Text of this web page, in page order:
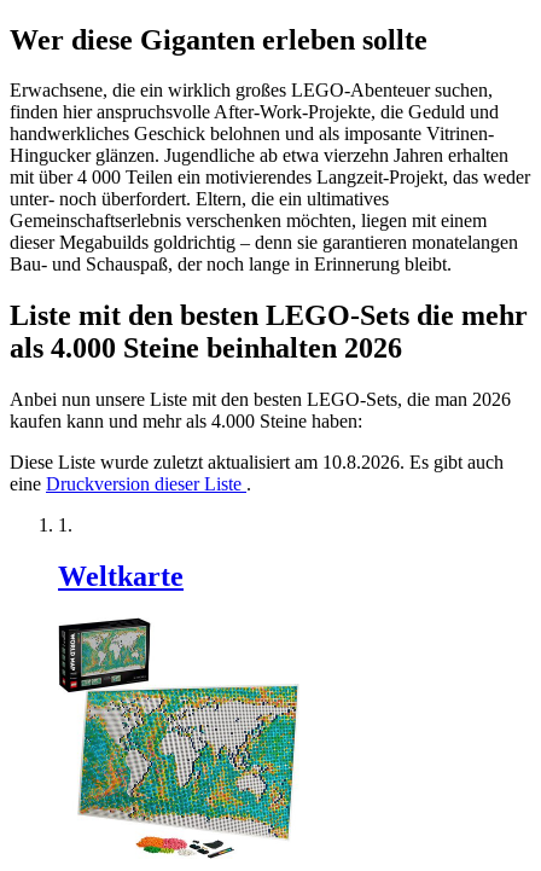
Wer diese Giganten erleben sollte
Erwachsene, die ein wirklich großes LEGO-Abenteuer suchen,
finden hier anspruchsvolle After-Work-Projekte, die Geduld und
handwerkliches Geschick belohnen und als imposante Vitrinen-
Hingucker glänzen. Jugendliche ab etwa vierzehn Jahren erhalten
mit über 4 000 Teilen ein motivierendes Langzeit-Projekt, das weder
unter- noch überfordert. Eltern, die ein ultimatives
Gemeinschaftserlebnis verschenken möchten, liegen mit einem
dieser Megabuilds goldrichtig – denn sie garantieren monatelangen
Bau- und Schau­spaß, der noch lange in Erinnerung bleibt.
Liste mit den besten LEGO-Sets die mehr
als 4.000 Steine beinhalten 2026
Anbei nun unsere Liste mit den besten LEGO-Sets, die man 2026
kaufen kann und mehr als 4.000 Steine haben:
Diese Liste wurde zuletzt aktualisiert am 10.8.2026. Es gibt auch
eine Druckversion dieser Liste .
Weltkarte